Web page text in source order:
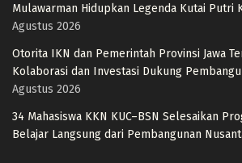
Mulawarman Hidupkan Legenda Kutai Putri
Agustus 2026
Otorita IKN dan Pemerintah Provinsi Jawa
Kolaborasi dan Investasi Dukung
Agustus 2026
34 Mahasiswa KKN KUC–BSN Selesaikan
Belajar Langsung dari Pembangunan